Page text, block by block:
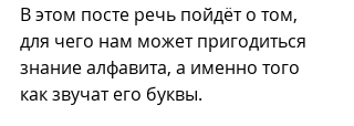
В этом посте речь пойдёт о том,
для чего нам может пригодиться
знание алфавита, а именно того
как звучат его буквы.